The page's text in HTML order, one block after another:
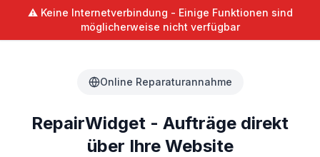
⚠️ Keine Internetverbindung - Einige Funktionen sind
möglicherweise nicht verfügbar
Online Reparaturannahme
RepairWidget - Aufträge direkt
über Ihre Website